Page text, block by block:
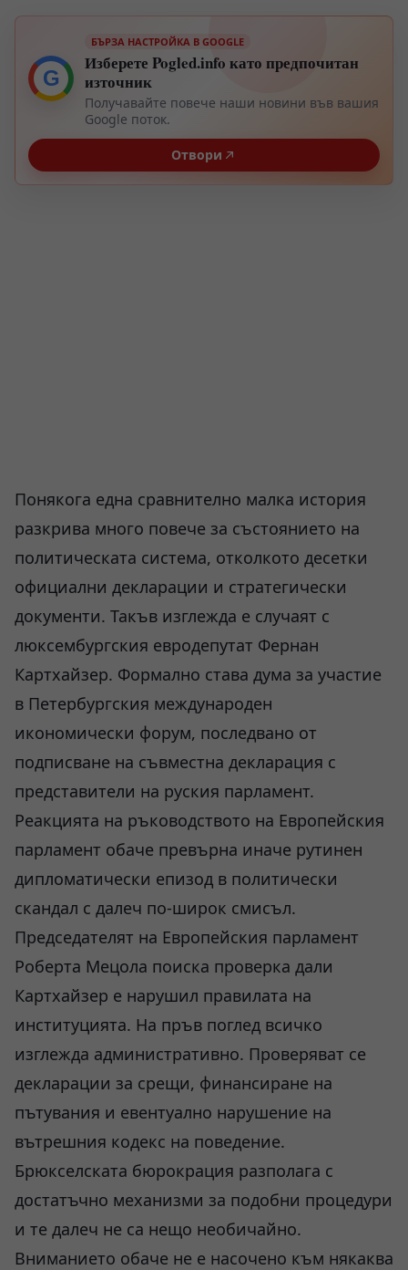
G
БЪРЗА НАСТРОЙКА В GOOGLE
Изберете Pogled.info като предпочитан
източник
Получавайте повече наши новини във вашия
Google поток.
Отвори
Понякога една сравнително малка история
разкрива много повече за състоянието на
политическата система, отколкото десетки
официални декларации и стратегически
документи. Такъв изглежда е случаят с
люксембургския евродепутат Фернан
Картхайзер. Формално става дума за участие
в Петербургския международен
икономически форум, последвано от
подписване на съвместна декларация с
представители на руския парламент.
Реакцията на ръководството на Европейския
парламент обаче превърна иначе рутинен
дипломатически епизод в политически
скандал с далеч по-широк смисъл.
Председателят на Европейския парламент
Роберта Мецола поиска проверка дали
Картхайзер е нарушил правилата на
институцията. На пръв поглед всичко
изглежда административно. Проверяват се
декларации за срещи, финансиране на
пътувания и евентуално нарушение на
вътрешния кодекс на поведение.
Брюкселската бюрокрация разполага с
достатъчно механизми за подобни процедури
и те далеч не са нещо необичайно.
Вниманието обаче не е насочено към някаква